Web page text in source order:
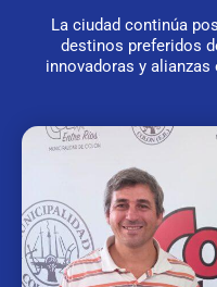
La ciudad continúa
destinos preferidos
innovadoras y